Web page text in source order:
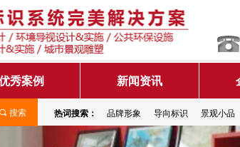
끠 搜索 热词搜索： 品牌形象 导向标识 景观小品
秀案例 新闻资讯